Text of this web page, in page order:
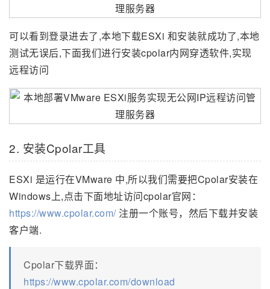
可以看到登录进去了,本地下载ESXi 和安装就成功了,本地
测试无误后,下面我们进行安装cpolar内网穿透软件,实现
远程访问
2. 安装Cpolar工具
ESXi 是运行在VMware 中,所以我们需要把Cpolar安装在
Windows上,点击下面地址访问cpolar官网：
https://www.cpolar.com/注册一个账号，然后下载并安装
客户端.
Cpolar下载界面：
https://www.cpolar.com/download